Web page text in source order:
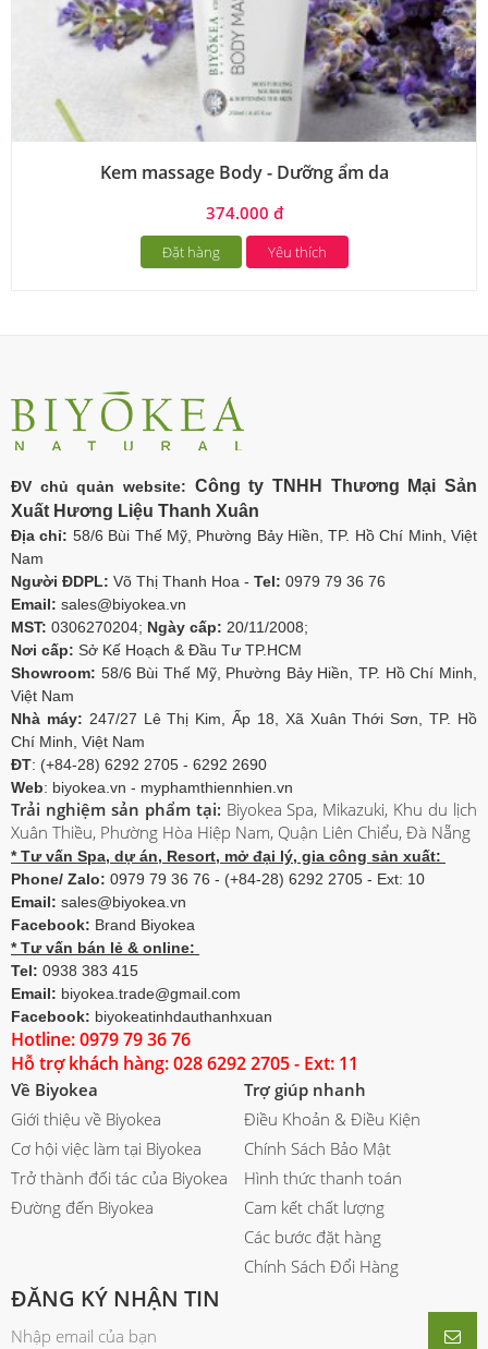
Kem massage Body - Dưỡng ẩm da
374.000 đ
Đặt hàng Yêu thích
ĐV chủ quản website: Công ty TNHH Thương Mại Sản
Xuất Hương Liệu Thanh Xuân
Địa chỉ: 58/6 Bùi Thế Mỹ, Phường Bảy Hiền, TP. Hồ Chí Minh, Việt
Nam
Người ĐDPL: Võ Thị Thanh Hoa - Tel: 0979 79 36 76
Email: sales@biyokea.vn
MST: 0306270204; Ngày cấp: 20/11/2008;
Nơi cấp: Sở Kế Hoạch & Đầu Tư TP.HCM
Showroom: 58/6 Bùi Thế Mỹ, Phường Bảy Hiền, TP. Hồ Chí Minh,
Việt Nam
Nhà máy: 247/27 Lê Thị Kim, Ấp 18, Xã Xuân Thới Sơn, TP. Hồ
Chí Minh, Việt Nam
ĐT: (+84-28) 6292 2705 - 6292 2690
Web: biyokea.vn - myphamthiennhien.vn
Trải nghiệm sản phẩm tại: Biyokea Spa, Mikazuki, Khu du lịch
Xuân Thiều, Phường Hòa Hiệp Nam, Quận Liên Chiểu, Đà Nẵng
* Tư vấn Spa, dự án, Resort, mở đại lý, gia công sản xuất:
Phone/ Zalo: 0979 79 36 76 - (+84-28) 6292 2705 - Ext: 10
Email: sales@biyokea.vn
Facebook: Brand Biyokea
* Tư vấn bán lẻ & online:
Tel: 0938 383 415
Email: biyokea.trade@gmail.com
Facebook: biyokeatinhdauthanhxuan
Hotline: 0979 79 36 76
Hỗ trợ khách hàng: 028 6292 2705 - Ext: 11
Về Biyokea
Giới thiệu về Biyokea
Cơ hội việc làm tại Biyokea
Trở thành đối tác của Biyokea
Đường đến Biyokea
Trợ giúp nhanh
Điều Khoản & Điều Kiện
Chính Sách Bảo Mật
Hình thức thanh toán
Cam kết chất lượng
Các bước đặt hàng
Chính Sách Đổi Hàng
ĐĂNG KÝ NHẬN TIN